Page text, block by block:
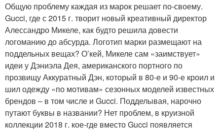
Общую проблему каждая из марок решает по-своему.
Gucci, где с 2015 г. творит новый креативный директор
Алессандро Микеле, как будто решила довести
логоманию до абсурда. Логотип марки размещают на
поддельных вещах? О’кей, Микеле сам «заимствует»
идеи у Дэниэла Дея, американского портного по
прозвищу Аккуратный Дэн, который в 80-е и 90-е кроил и
шил одежду «по мотивам» сезонных моделей известных
брендов – в том числе и Gucci. Подделывая, нарочно
путают буквы в названии? Нет проблем, в круизной
коллекции 2018 г. кое-где вместо Gucci появляется